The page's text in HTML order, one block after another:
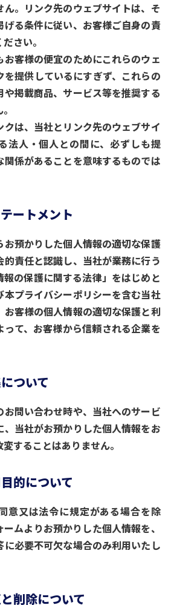
ん。リンク先のウェブサイトは、そ
げる条件に従い、お客様ご自身の責
さい。
客様の便宜のためにこれらのウェ
を提供しているにすぎず、これらの
掲載商品、サービス等を推奨する
クは、当社とリンク先のウェブサイ
法人・個人との間に、必ずしも提
係があることを意味するものでは
ートメント
お預かりした個人情報の適切な保護
的責任と認識し、当社が業務に行う
報の保護に関する法律」をはじめと
本プライバシーポリシーを含む当社
お客様の個人情報の適切な保護と利
て、お客様から信頼される企業を
ついて
お問い合わせ時や、当社へのサービ
、当社がお預かりした個人情報をお
することはありません。
的について
意又は法令に規定がある場合を除
ムよりお預かりした個人情報を、
に必要不可欠な場合のみ利用いたし
削除について